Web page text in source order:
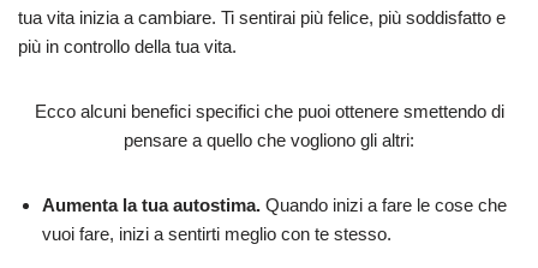
tua vita inizia a cambiare. Ti sentirai più felice, più soddisfatto e
più in controllo della tua vita.
Ecco alcuni benefici specifici che puoi ottenere smettendo di
pensare a quello che vogliono gli altri:
Aumenta la tua autostima. Quando inizi a fare le cose che
vuoi fare, inizi a sentirti meglio con te stesso.